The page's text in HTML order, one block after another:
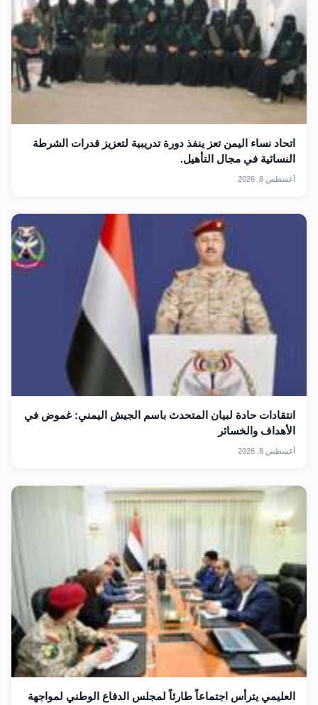
اتحاد نساء اليمن تعز ينفذ دورة تدريبية لتعزيز قدرات الشرطة
النسائية في مجال التأهيل.
أغسطس 8, 2026
انتقادات حادة لبيان المتحدث باسم الجيش اليمني: غموض في
الأهداف والخسائر
أغسطس 8, 2026
العليمي يترأس اجتماعاً طارئاً لمجلس الدفاع الوطني لمواجهة